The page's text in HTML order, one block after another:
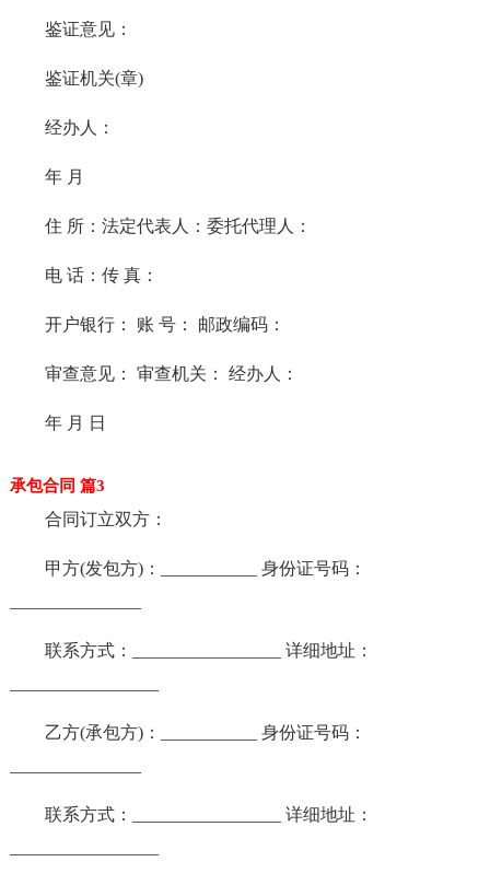
鉴证意见：
鉴证机关(章)
经办人：
年 月
住 所：法定代表人：委托代理人：
电 话：传 真：
开户银行： 账 号： 邮政编码：
审查意见： 审查机关： 经办人：
年 月 日
承包合同 篇3
合同订立双方：
甲方(发包方)：___________ 身份证号码：
联系方式：_________________ 详细地址：
乙方(承包方)：___________ 身份证号码：
联系方式：_________________ 详细地址：